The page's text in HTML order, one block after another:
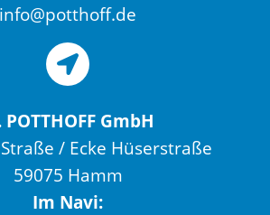
info@potthoff.de
POTTHOFF GmbH
/ Ecke Hüserstraße
59075 Hamm
Im Navi: